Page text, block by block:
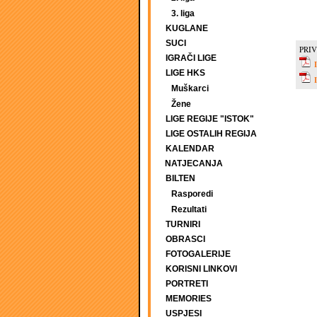
3. liga
KUGLANE
SUCI
IGRAČI LIGE
LIGE HKS
Muškarci
Žene
LIGE REGIJE "ISTOK"
LIGE OSTALIH REGIJA
KALENDAR
NATJECANJA
BILTEN
Rasporedi
Rezultati
TURNIRI
OBRASCI
FOTOGALERIJE
KORISNI LINKOVI
PORTRETI
MEMORIES
USPJESI